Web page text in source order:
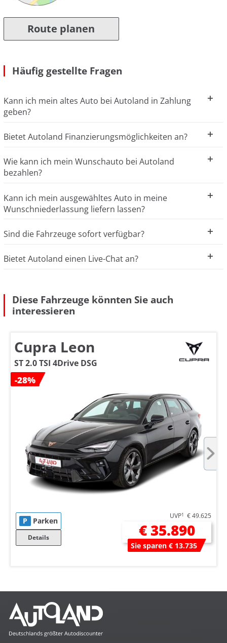
Route planen
Häufig gestellte Fragen
Kann ich mein altes Auto bei Autoland in Zahlung
geben?
Bietet Autoland Finanzierungsmöglichkeiten an?
Wie kann ich mein Wunschauto bei Autoland
bezahlen?
Kann ich mein ausgewähltes Auto in meine
Wunschniederlassung liefern lassen?
Sind die Fahrzeuge sofort verfügbar?
Bietet Autoland einen Live-Chat an?
Diese Fahrzeuge könnten Sie auch
interessieren
Cupra Leon
ST 2.0 TSI 4Drive DSG
-28%
P Parken
Details
UVP1 € 49.625
€ 35.890
Sie sparen € 13.735